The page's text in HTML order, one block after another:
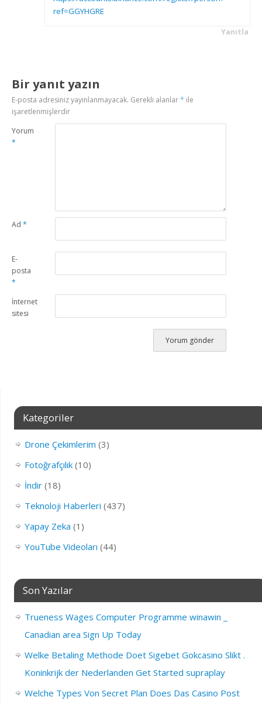
ref=GGYHGRE
Yanıtla
Bir yanıt yazın
E-posta adresiniz yayınlanmayacak. Gerekli alanlar* ile
işaretlenmişlerdir
Yorum
*
Ad*
E-
posta
*
İnternet
sitesi
Kategoriler
Drone Çekimlerim (3)
Fotoğrafçılık(10)
İndir(18)
Teknoloji Haberleri (437)
Yapay Zeka (1)
YouTube Videoları (44)
Son Yazılar
Trueness Wages Computer Programme winawin _
Canadian area Sign Up Today
Welke Betaling Methode Doet Sigebet Gokcasino Slikt .
Koninkrijk der Nederlanden Get Started supraplay
Welche Types Von Secret Plan Does Das Casino Post